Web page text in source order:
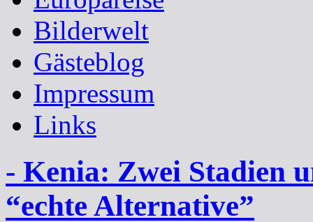
Bilderwelt
Gästeblog
Impressum
Links
- Kenia: Zwei Stadien
“echte Alternative”